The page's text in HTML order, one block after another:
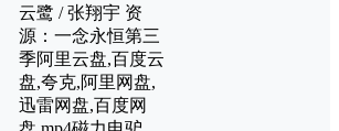
云鹭 / 张翔宇 资
源：一念永恒第三
季阿里云盘,百度云
盘,夸克,阿里网盘,
迅雷网盘,百度网